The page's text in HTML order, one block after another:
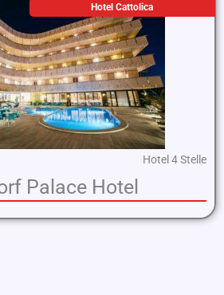
Hotel Cattolica
Hotel 4 Stelle
Palace Hotel